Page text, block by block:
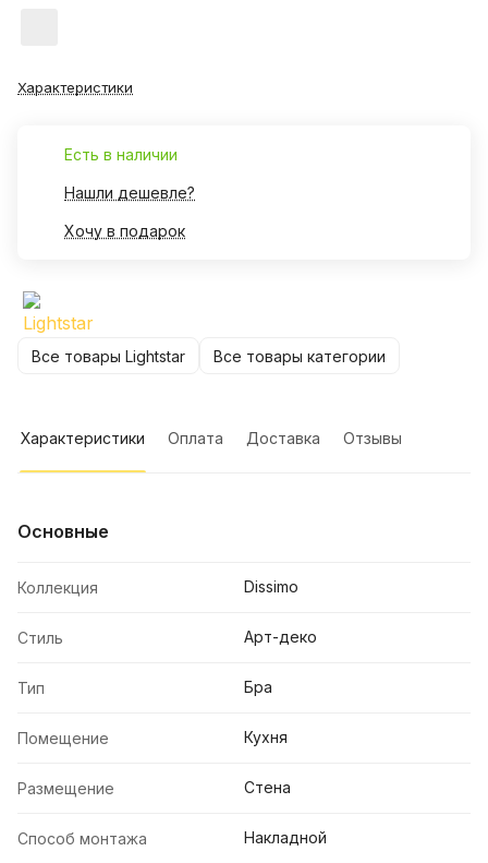
Характеристики
Есть в наличии
Нашли дешевле?
Хочу в подарок
Все товары Lightstar Все товары категории
Характеристики Оплата Доставка Отзывы
Основные
Коллекция Dissimo
Стиль Арт-деко
Тип Бра
Помещение Кухня
Размещение Стена
Способ монтажа Накладной